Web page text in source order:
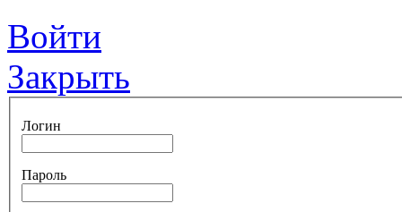
Войти
Закрыть
Логин
Пароль